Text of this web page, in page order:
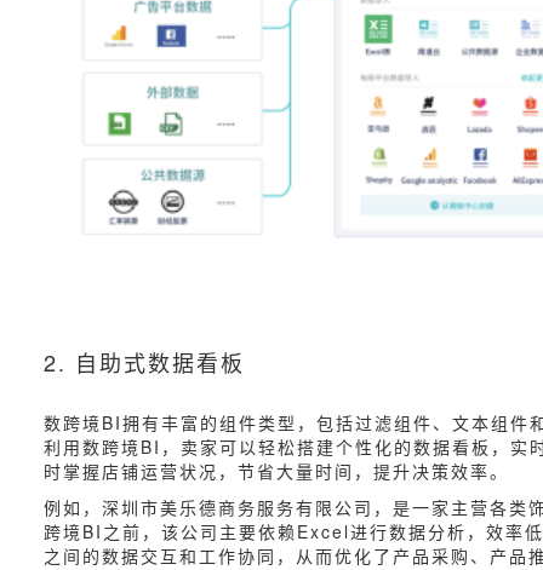
2. 自助式数据看板
数跨境BI拥有丰富的组件类型，包括过滤组件、文本组
利用数跨境BI，卖家可以轻松搭建个性化的数据看板，
时掌握店铺运营状况，节省大量时间，提升决策效率。
例如，深圳市美乐德商务服务有限公司，是一家主营各
跨境BI之前，该公司主要依赖Excel进行数据分析，效率
之间的数据交互和工作协同，从而优化了产品采购、产品